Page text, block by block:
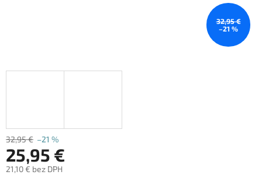
32,95 €
–21 %
32,95 € –21 %
25,95 €
21,10 € bez DPH